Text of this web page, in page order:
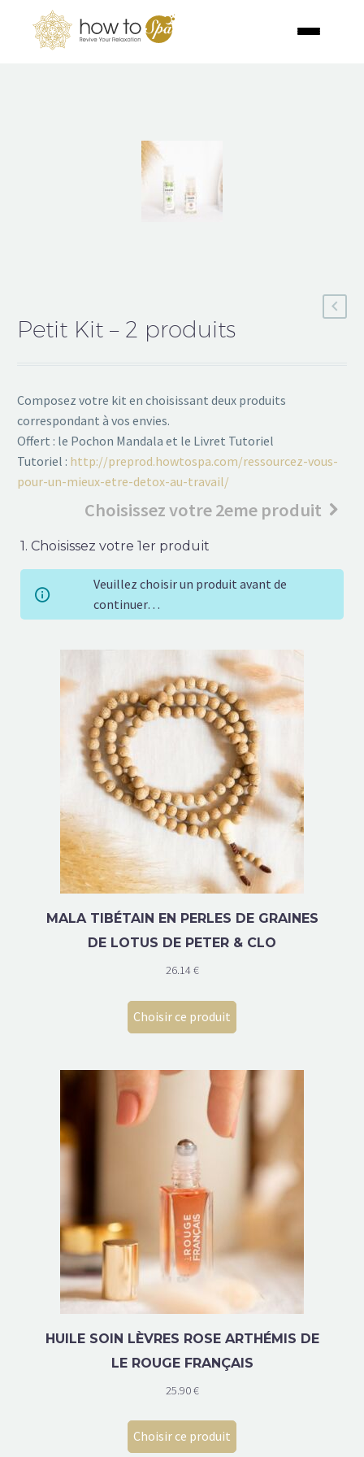
Petit Kit – 2 produits
Composez votre kit en choisissant deux produits
correspondant à vos envies.
Offert : le Pochon Mandala et le Livret Tutoriel
Tutoriel : http://preprod.howtospa.com/ressourcez-vous-
pour-un-mieux-etre-detox-au-travail/
Choisissez votre 2eme produit
1 Choisissez votre 1er produit
Veuillez choisir un produit avant de
continuer…
MALA TIBÉTAIN EN PERLES DE GRAINES
DE LOTUS DE PETER & CLO
26.14€
Choisir ce produit
HUILE SOIN LÈVRES ROSE ARTHÉMIS DE
LE ROUGE FRANÇAIS
25.90€
Choisir ce produit